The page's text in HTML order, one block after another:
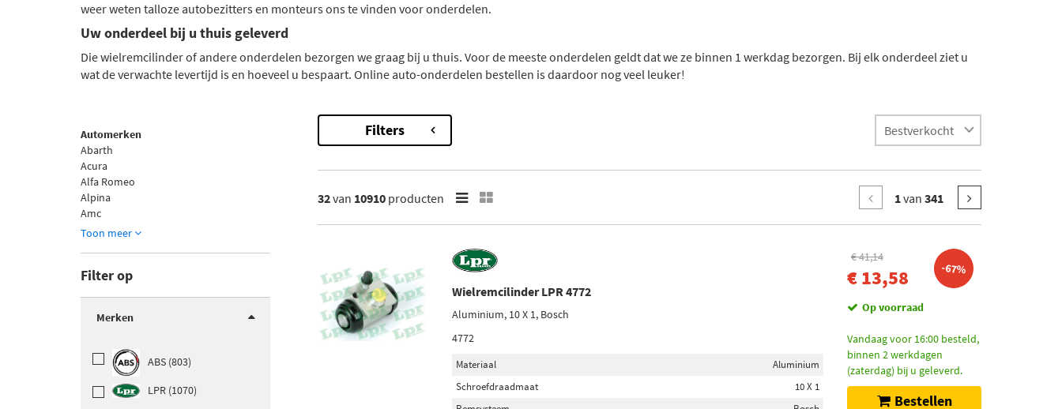
weer weten talloze autobezitters en monteurs ons te vinden voor onderdelen.
Uw onderdeel bij u thuis geleverd
Die wielremcilinder of andere onderdelen bezorgen we graag bij u thuis. Voor de meeste onderdelen geldt dat we ze binnen 1 werkdag bezorgen. Bij elk onderdeel ziet u
wat de verwachte levertijd is en hoeveel u bespaart. Online auto-onderdelen bestellen is daardoor nog veel leuker!
Automerken
Abarth
Acura
Alfa Romeo
Alpina
Amc
Toon meer
Filter op
Merken
ABS (803)
LPR (1070)
Filters
32van 10910 producten 1van 341
Wielremcilinder LPR 4772
Aluminium, 10 X 1, Bosch
4772
Materiaal
Aluminium
Schroefdraadmaat
10 X 1
€ 41,14
€ 13,58 -67%
Op voorraad
Vandaag voor 16:00 besteld,
binnen 2 werkdagen
(zaterdag) bij u geleverd.
Bestellen